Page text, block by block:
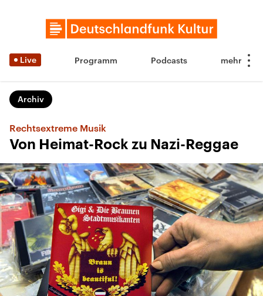
Live Programm Podcasts
Archiv
Rechtsextreme Musik
Von Heimat-Rock zu Nazi-Reggae